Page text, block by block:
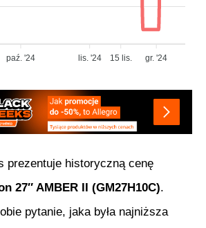
paź. '24 lis. '24 15 lis. gr. '24
prezentuje historyczną cenę
27″ AMBER II (GM27H10C).
pytanie, jaka była najniższa